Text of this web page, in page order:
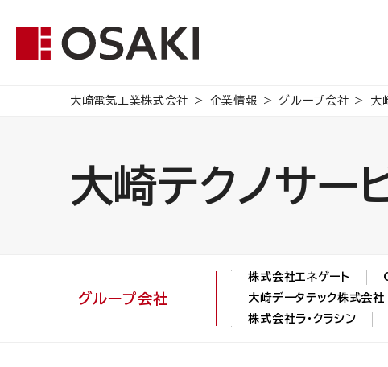
大崎電気工業株式会社 企業情報 グループ会社 大
大崎テクノサー
グループ会社
株式会社エネゲート
大崎データテック株式会社
株式会社ラ・クラシン